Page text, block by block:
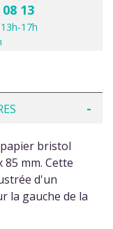
13
17h
bristol
mm. Cette
d'un
la gauche de la